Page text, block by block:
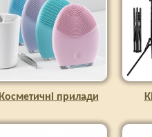
Косметичні прилади